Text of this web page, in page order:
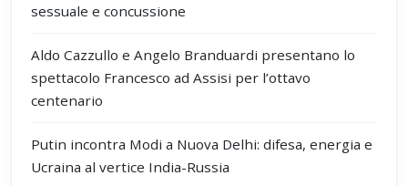
sessuale e concussione
Aldo Cazzullo e Angelo Branduardi presentano lo
spettacolo Francesco ad Assisi per l’ottavo
centenario
Putin incontra Modi a Nuova Delhi: difesa, energia e
Ucraina al vertice India-Russia